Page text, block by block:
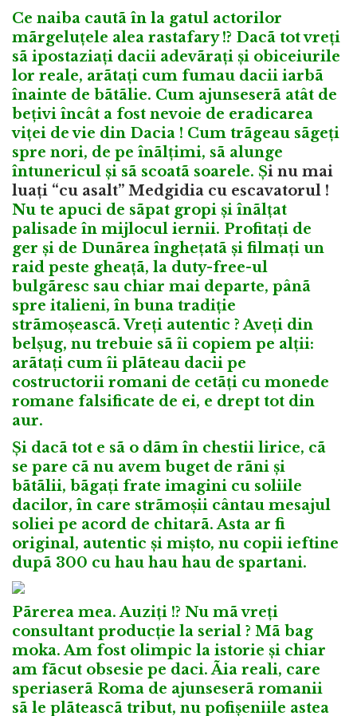
Ce naiba cautã în la gatul actorilor
mãrgeluțele alea rastafary !? Dacã tot vreți
sã ipostaziați dacii adevãrați și obiceiurile
lor reale, arãtați cum fumau dacii iarbã
înainte de bãtãlie. Cum ajunseserã atât de
bețivi încât a fost nevoie de eradicarea
viței de vie din Dacia ! Cum trãgeau sãgeți
spre nori, de pe înãlțimi, sã alunge
întunericul și sã scoatã soarele. Și nu mai
luați “cu asalt” Medgidia cu escavatorul !
Nu te apuci de sãpat gropi și înãlțat
palisade în mijlocul iernii. Profitați de
ger și de Dunãrea înghețatã și filmați un
raid peste gheațã, la duty-free-ul
bulgãresc sau chiar mai departe, pânã
spre italieni, în buna tradiție
strãmoșeascã. Vreți autentic ? Aveți din
belșug, nu trebuie sã îi copiem pe alții:
arãtați cum îi plãteau dacii pe
costructorii romani de cetãți cu monede
romane falsificate de ei, e drept tot din
aur.
Și dacã tot e sã o dãm în chestii lirice, cã
se pare cã nu avem buget de rãni și
bãtãlii, bãgați frate imagini cu soliile
dacilor, în care strãmoșii cântau mesajul
soliei pe acord de chitarã. Asta ar fi
original, autentic și mișto, nu copii ieftine
dupã 300 cu hau hau hau de spartani.
Pãrerea mea. Auziți !? Nu mã vreți
consultant producție la serial ? Mã bag
moka. Am fost olimpic la istorie și chiar
am fãcut obsesie pe daci. Ãia reali, care
speriaserã Roma de ajunseserã romanii
sã le plãteascã tribut, nu pofișeniile astea